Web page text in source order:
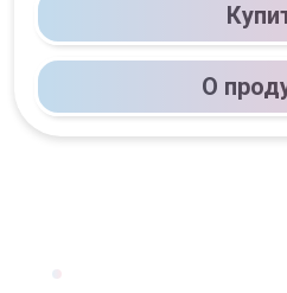
О